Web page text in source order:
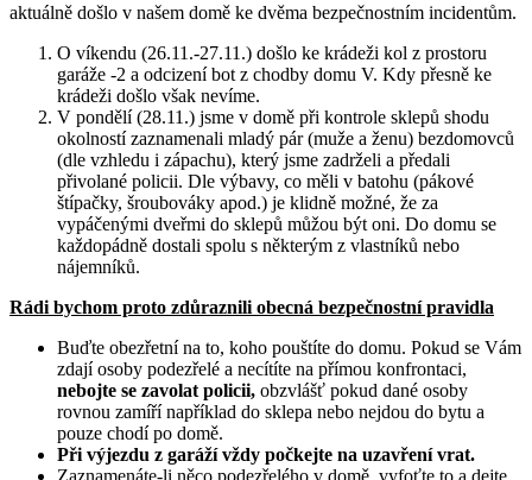
aktuálně došlo v našem domě ke dvěma bezpečnostním incidentům.
O víkendu (26.11.-27.11.) došlo ke krádeži kol z prostoru
garáže -2 a odcizení bot z chodby domu V. Kdy přesně ke
krádeži došlo však nevíme.
V pondělí (28.11.) jsme v domě při kontrole sklepů shodu
okolností zaznamenali mladý pár (muže a ženu) bezdomovců
(dle vzhledu i zápachu), který jsme zadrželi a předali
přivolané policii. Dle výbavy, co měli v batohu (pákové
štípačky, šroubováky apod.) je klidně možné, že za
vypáčenými dveřmi do sklepů můžou být oni. Do domu se
každopádně dostali spolu s některým z vlastníků nebo
nájemníků.
Rádi bychom proto zdůraznili obecná bezpečnostní pravidla
Buďte obezřetní na to, koho pouštíte do domu. Pokud se Vám
zdají osoby podezřelé a necítíte na přímou konfrontaci,
nebojte se zavolat policii, obzvlášť pokud dané osoby
rovnou zamíří například do sklepa nebo nejdou do bytu a
pouze chodí po domě.
Při výjezdu z garáží vždy počkejte na uzavření vrat.
Zaznamenáte-li něco podezřelého v domě, vyfoťte to a dejte